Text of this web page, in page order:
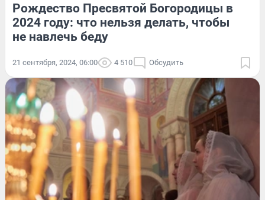
Рождество Пресвятой Богородицы в
2024 году: что нельзя делать, чтобы
не навлечь беду
21 сентября, 2024, 06:00 4 510 Обсудить